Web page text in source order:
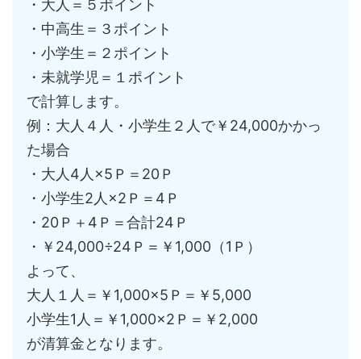
・大人＝５ポイント
・中高生＝３ポイント
・小学生＝２ポイント
・未就学児＝１ポイント
で計算します。
例：大人４人・小学生２人で￥24,000かかっ
た場合
・大人4人×5Ｐ＝20Ｐ
・小学生2人×2Ｐ＝4Ｐ
・20Ｐ＋4Ｐ＝合計24Ｐ
・￥24,000÷24Ｐ＝￥1,000（1Ｐ）
よって、
大人１人＝￥1,000×5Ｐ＝￥5,000
小学生1人＝￥1,000×2Ｐ＝￥2,000
が清算金となります。